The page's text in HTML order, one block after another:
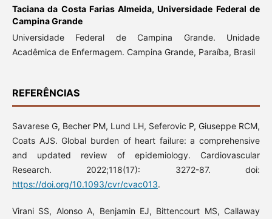
Taciana da Costa Farias Almeida,Universidade Federal de
Campina Grande
Universidade Federal de Campina Grande. Unidade
Acadêmica de Enfermagem. Campina Grande, Paraíba, Brasil
REFERÊNCIAS
Savarese G, Becher PM, Lund LH, Seferovic P, Giuseppe RCM,
Coats AJS. Global burden of heart failure: a comprehensive
and updated review of epidemiology. Cardiovascular
Research. 2022;118(17): 3272-87. doi:
https://doi.org/10.1093/cvr/cvac013.
Virani SS, Alonso A, Benjamin EJ, Bittencourt MS, Callaway